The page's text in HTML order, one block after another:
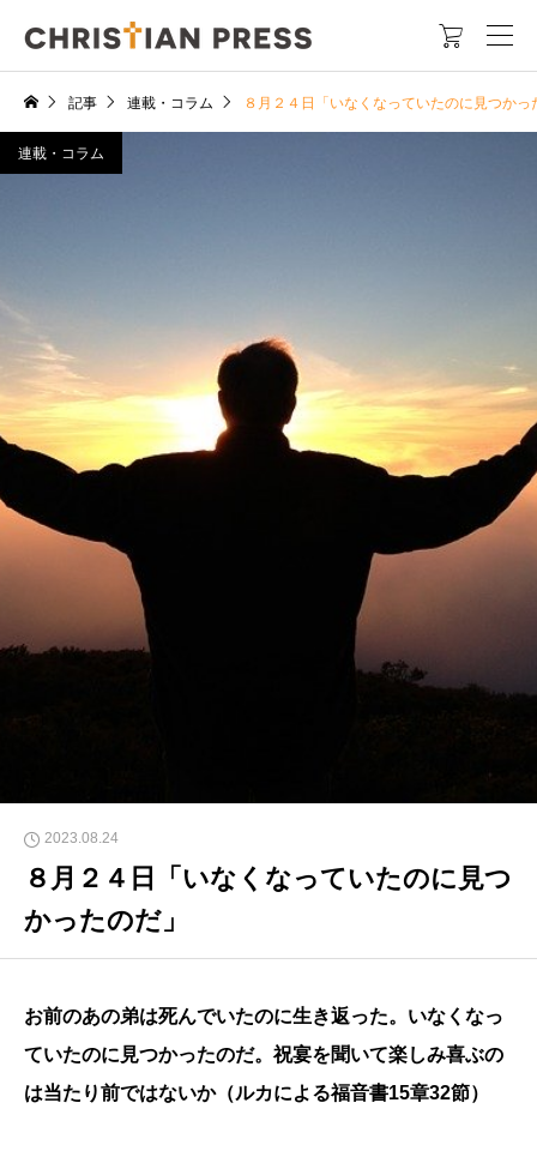

記事 連載・コラム ８月２４日「いなくなっていたのに見つかっ
連載・コラム
2023.08.24
８月２４日「いなくなっていたのに見つ
かったのだ」
お前のあの弟は死んでいたのに生き返った。いなくなっ
ていたのに見つかったのだ。祝宴を聞いて楽しみ喜ぶの
は当たり前ではないか（ルカによる福音書15章32節）